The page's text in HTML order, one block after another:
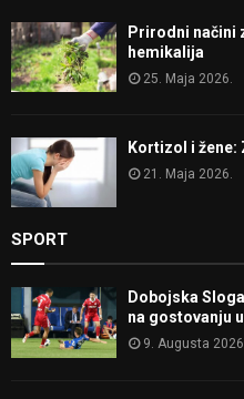
Prirodni načini
hemikalija
25. Maja 2026.
Kortizol i
21. Maja 2026.
SPORT
Dobojska
na gostovanju
9. Augusta